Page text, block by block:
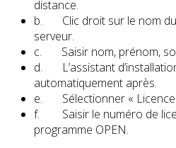
distance.
b. Clic droit sur le nom du
serveur.
c. Saisir nom, prénom,
d. L’assistant
automatiquement après.
e. Sélectionner « Licence
f. Saisir le numéro de
programme OPEN.